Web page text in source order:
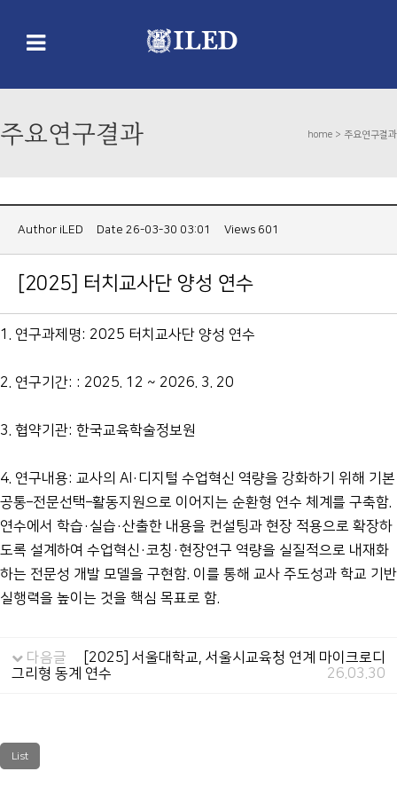
주요연구결과 home > 주요연구결과
Author iLED Date 26-03-30 03:01 Views 601
[2025] 터치교사단 양성 연수
1. 연구과제명: 2025 터치교사단 양성 연수
2. 연구기간: : 2025. 12 ~ 2026. 3. 20
3. 협약기관: 한국교육학술정보원
4. 연구내용: 교사의 AI·디지털 수업혁신 역량을 강화하기 위해 기본
공통–전문선택–활동지원으로 이어지는 순환형 연수 체계를 구축함.
연수에서 학습·실습·산출한 내용을 컨설팅과 현장 적용으로 확장하
도록 설계하여 수업혁신·코칭·현장연구 역량을 실질적으로 내재화
하는 전문성 개발 모델을 구현함. 이를 통해 교사 주도성과 학교 기반
실행력을 높이는 것을 핵심 목표로 함.
다음글
[2025] 서울대학교, 서울시교육청 연계 마이크로디
그리형 동계 연수
26.03.30
List